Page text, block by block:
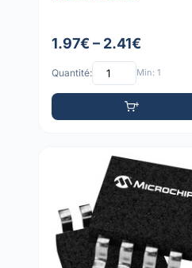
1.97€ – 2.41€
Quantité: Min: 1